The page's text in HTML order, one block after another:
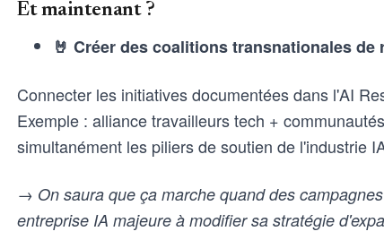
Et maintenant ?
🤘 Créer des coalitions transnationales de
Connecter les initiatives documentées dans l'AI
Exemple : alliance travailleurs tech +
simultanément les piliers de soutien de l'industrie
→ On saura que ça marche quand des
entreprise IA majeure à modifier sa stratégie